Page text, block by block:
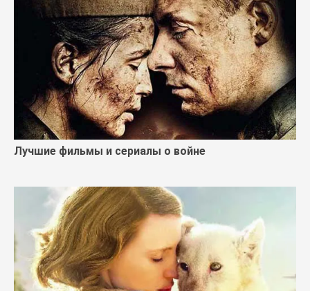
Лучшие фильмы и сериалы о войне